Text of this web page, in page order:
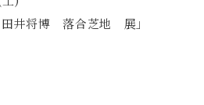
井将博 落合芝地 展」